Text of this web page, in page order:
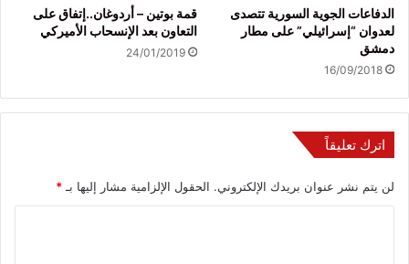
الدفاعات الجوية السورية تتصدى
لعدوان “إسرائيلي” على مطار
دمشق
16/09/2018
قمة بوتين – أردوغان..إتفاق على
التعاون بعد الإنسحاب الأميركي
24/01/2019
اترك تعليقاً
لن يتم نشر عنوان بريدك الإلكتروني. الحقول الإلزامية مشار إليها بـ*